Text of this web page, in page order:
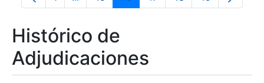
Histórico de
Adjudicaciones